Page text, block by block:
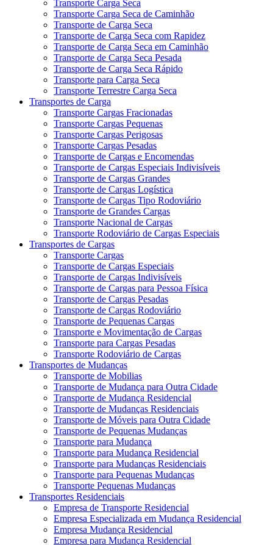
Transporte Carga Seca
Transporte Carga Seca de Caminhão
Transporte de Carga Seca
Transporte de Carga Seca com Rapidez
Transporte de Carga Seca em Caminhão
Transporte de Carga Seca Pesada
Transporte de Carga Seca Rápido
Transporte para Carga Seca
Transporte Terrestre Carga Seca
Transportes de Carga
Transporte Cargas Fracionadas
Transporte Cargas Pequenas
Transporte Cargas Perigosas
Transporte Cargas Pesadas
Transporte de Cargas e Encomendas
Transporte de Cargas Especiais Indivisíveis
Transporte de Cargas Grandes
Transporte de Cargas Logística
Transporte de Cargas Tipo Rodoviário
Transporte de Grandes Cargas
Transporte Nacional de Cargas
Transporte Rodoviário de Cargas Especiais
Transportes de Cargas
Transporte Cargas
Transporte de Cargas Especiais
Transporte de Cargas Indivisíveis
Transporte de Cargas para Pessoa Física
Transporte de Cargas Pesadas
Transporte de Cargas Rodoviário
Transporte de Pequenas Cargas
Transporte e Movimentação de Cargas
Transporte para Cargas Pesadas
Transporte Rodoviário de Cargas
Transportes de Mudanças
Transporte de Mobilias
Transporte de Mudança para Outra Cidade
Transporte de Mudança Residencial
Transporte de Mudanças Residenciais
Transporte de Móveis para Outra Cidade
Transporte de Pequenas Mudanças
Transporte para Mudança
Transporte para Mudança Residencial
Transporte para Mudanças Residenciais
Transporte para Pequenas Mudanças
Transporte Pequenas Mudanças
Transportes Residenciais
Empresa de Transporte Residencial
Empresa Especializada em Mudança Residencial
Empresa Mudança Residencial
Empresa para Mudança Residencial